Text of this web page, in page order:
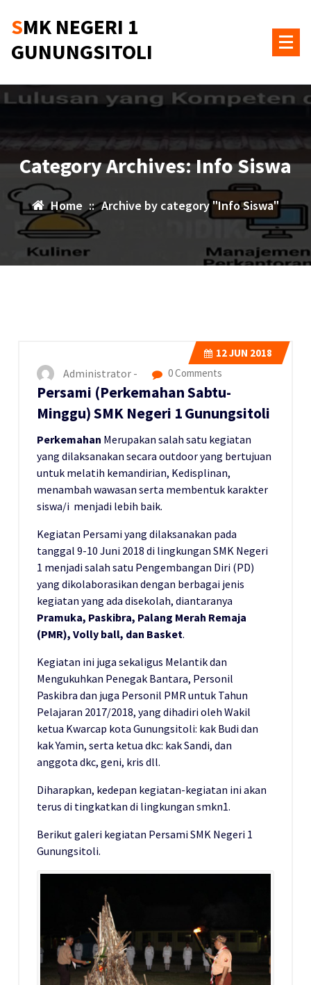
SMK NEGERI 1
GUNUNGSITOLI
Category Archives: Info Siswa
Home :: Archive by category "Info Siswa"
12JUN 2018
Administrator - 0 Comments
Persami (Perkemahan Sabtu-
Minggu) SMK Negeri 1 Gunungsitoli
Perkemahan Merupakan salah satu kegiatan
yang dilaksanakan secara outdoor yang bertujuan
untuk melatih kemandirian, Kedisplinan,
menambah wawasan serta membentuk karakter
siswa/i menjadi lebih baik.
Kegiatan Persami yang dilaksanakan pada
tanggal 9-10 Juni 2018 di lingkungan SMK Negeri
1 menjadi salah satu Pengembangan Diri (PD)
yang dikolaborasikan dengan berbagai jenis
kegiatan yang ada disekolah, diantaranya
Pramuka, Paskibra, Palang Merah Remaja
(PMR), Volly ball, dan Basket.
Kegiatan ini juga sekaligus Melantik dan
Mengukuhkan Penegak Bantara, Personil
Paskibra dan juga Personil PMR untuk Tahun
Pelajaran 2017/2018, yang dihadiri oleh Wakil
ketua Kwarcap kota Gunungsitoli: kak Budi dan
kak Yamin, serta ketua dkc: kak Sandi, dan
anggota dkc, geni, kris dll.
Diharapkan, kedepan kegiatan-kegiatan ini akan
terus di tingkatkan di lingkungan smkn1.
Berikut galeri kegiatan Persami SMK Negeri 1
Gunungsitoli.